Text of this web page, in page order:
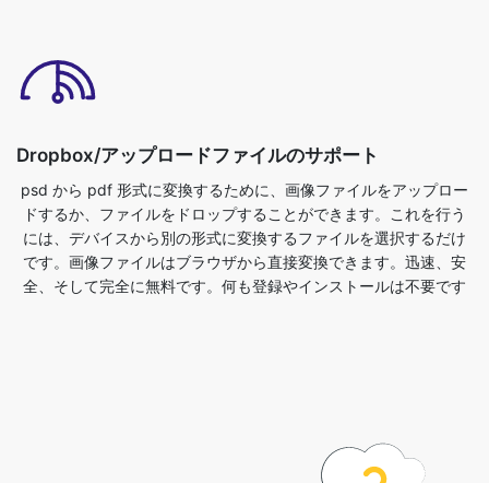
Dropbox/アップロードファイルのサポート
psd から pdf 形式に変換するために、画像ファイルをアップロー
には、デバイスから別の形式に変換するファイルを選択するだけ
です。画像ファイルはブラウザから直接変換できます。迅速、安
全、そして完全に無料です。何も登録やインストールは不要です